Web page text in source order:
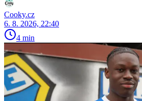
Cooky.cz
6. 8. 2026, 22:40
4 min